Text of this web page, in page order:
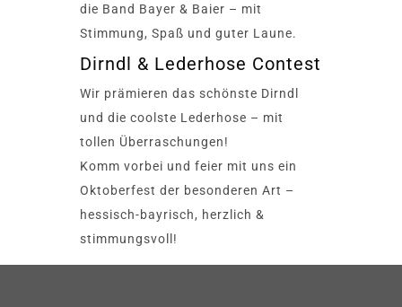
die Band Bayer & Baier – mit
Stimmung, Spaß und guter Laune.
Dirndl & Lederhose Contest
Wir prämieren das schönste Dirndl
und die coolste Lederhose – mit
tollen Überraschungen!
Komm vorbei und feier mit uns ein
Oktoberfest der besonderen Art –
hessisch-bayrisch, herzlich &
stimmungsvoll!